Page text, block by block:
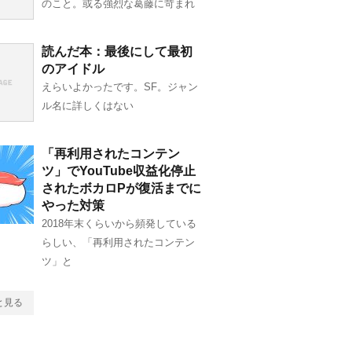
のこと。或る強烈な葛藤に苛まれ
読んだ本：最後にして最初
のアイドル
えらいよかったです。SF。ジャン
ル名に詳しくはない
「再利用されたコンテン
ツ」でYouTube収益化停止
されたボカロPが復活までに
やった対策
2018年末くらいから頻発している
らしい、「再利用されたコンテン
ツ」と
見る